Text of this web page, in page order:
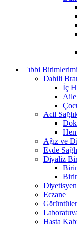
Tıbbi
Dahili
İç
Acil
Ağız ve
Evde
Diyaliz
Diyetisyen
Eczane
Hasta